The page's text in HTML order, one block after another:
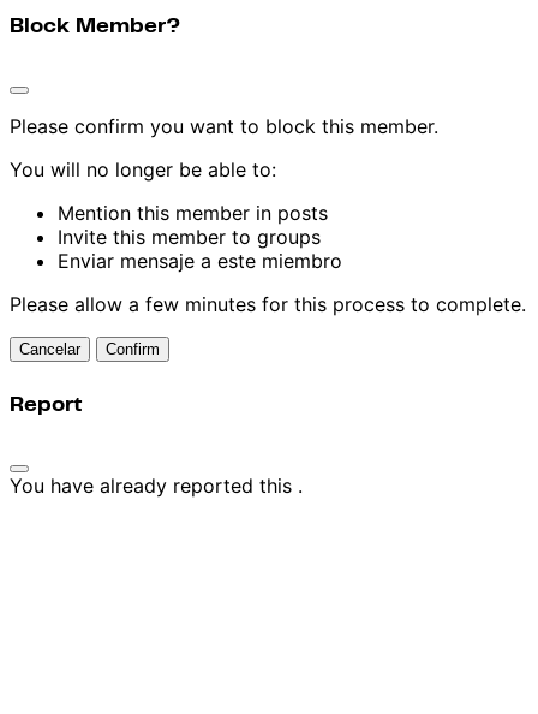
Block Member?
Please confirm you want to block this member.
You will no longer be able to:
Mention this member in posts
Invite this member to groups
Enviar mensaje a este miembro
Please allow a few minutes for this process to complete.
Confirm
Report
You have already reported this .